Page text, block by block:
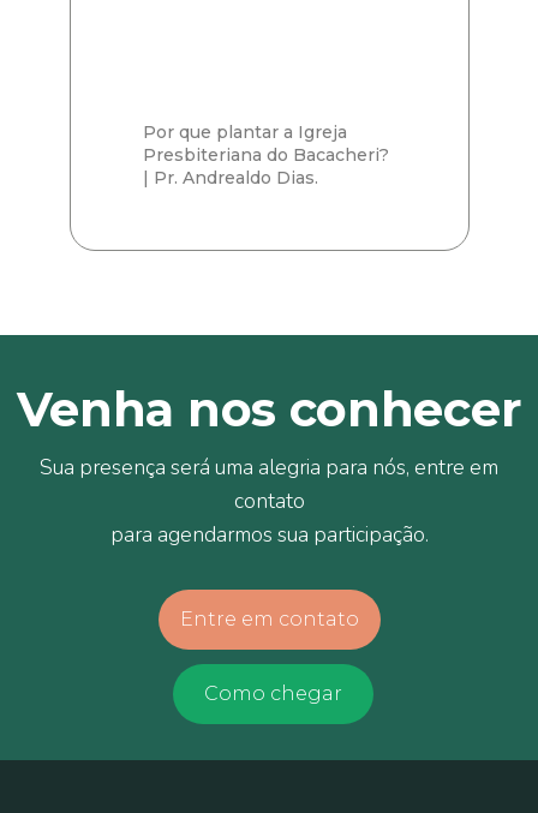
Por que plantar a Igreja
Presbiteriana do Bacacheri?
| Pr. Andrealdo Dias.
Venha nos conhecer
Sua presença será uma alegria para nós, entre em
contato
para agendarmos sua participação.
Entre em contato
Como chegar